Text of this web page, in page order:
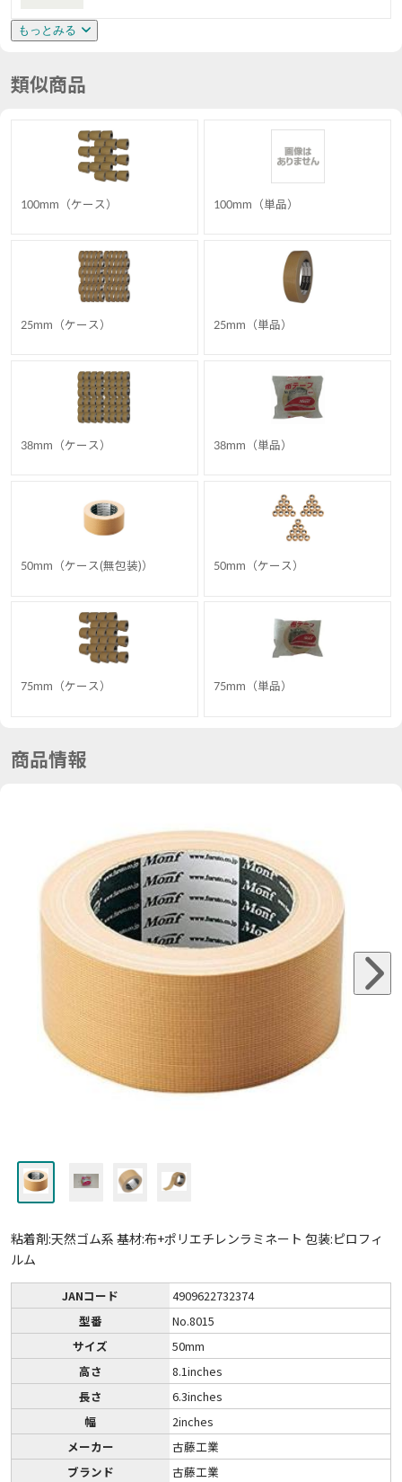
もっとみる
類似商品
100mm（ケース） 100mm（単品）
25mm（ケース） 25mm（単品）
38mm（ケース） 38mm（単品）
50mm（ケース(無包装)） 50mm（ケース）
75mm（ケース） 75mm（単品）
商品情報
粘着剤:天然ゴム系 基材:布+ポリエチレンラミネート 包装:ピロフィ
ルム
JANコード
4909622732374
型番
No.8015
サイズ
50mm
高さ
8.1inches
長さ
6.3inches
幅
2inches
メーカー
古藤工業
ブランド
古藤工業